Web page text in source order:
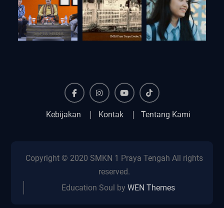
FacebookInstagramYouTube
Kebijakan Kontak Tentang Kami
Copyright © 2020 SMKN 1 Praya Tengah All rights
reserved.
Education Soul byWEN Themes